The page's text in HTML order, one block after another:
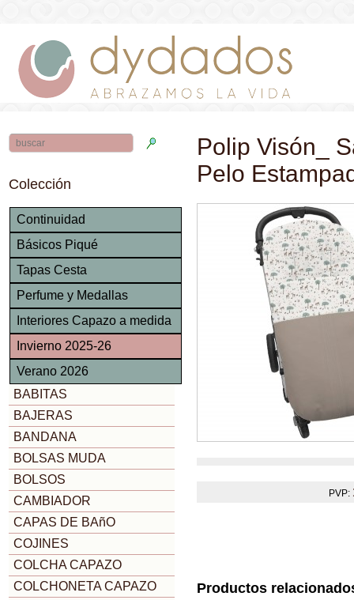
Colección
Continuidad
Básicos Piqué
Tapas Cesta
Perfume y Medallas
Interiores Capazo a medida
Invierno 2025-26
Verano 2026
BABITAS
BAJERAS
BANDANA
BOLSAS MUDA
BOLSOS
CAMBIADOR
CAPAS DE BAñO
COJINES
COLCHA CAPAZO
COLCHONETA CAPAZO
Polip Visón_
Pelo
PVP:
Productos